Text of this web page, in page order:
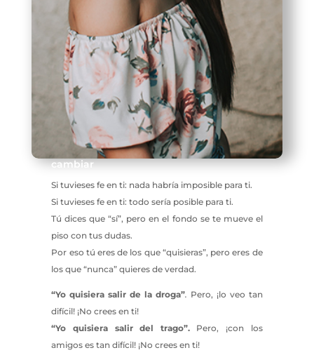
cambiar
Si tuvieses fe en ti: nada habría imposible para ti.
Si tuvieses fe en ti: todo sería posible para ti.
Tú dices que “sí”, pero en el fondo se te mueve el
piso con tus dudas.
Por eso tú eres de los que “quisieras”, pero eres de
los que “nunca” quieres de verdad.
“Yo quisiera salir de la droga”. Pero, ¡lo veo tan
difícil! ¡No crees en ti!
“Yo quisiera salir del trago”.Pero, ¡con los
amigos es tan difícil! ¡No crees en ti!